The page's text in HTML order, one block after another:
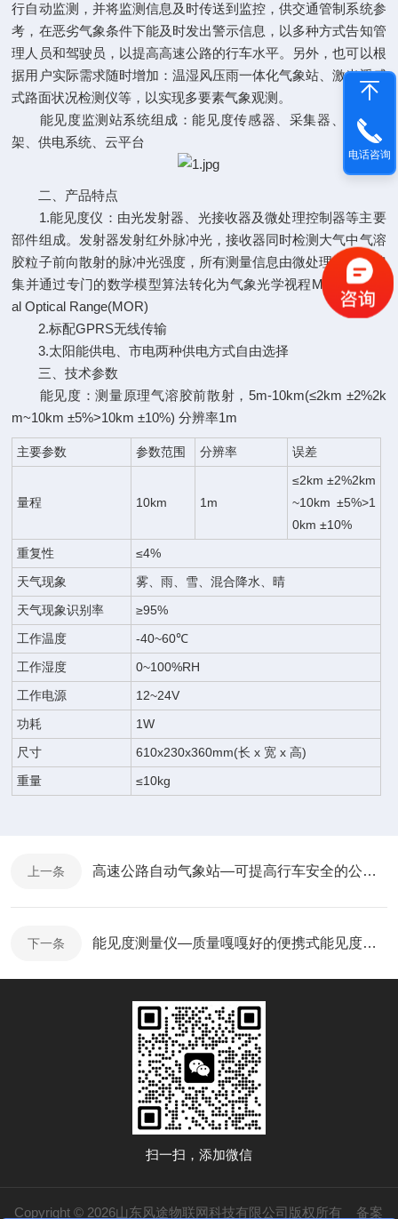
行自动监测，并将监测信息及时传送到监控，供交通管制系统参
考，在恶劣气象条件下能及时发出警示信息，以多种方式告知管
理人员和驾驶员，以提高高速公路的行车水平。另外，也可以根
据用户实际需求随时增加：温湿风压雨一体化气象站、激光遥感
式路面状况检测仪等，以实现多要素气象观测。
能见度监测站系统组成：能见度传感器、采集器、立杆支
架、供电系统、云平台
二、产品特点
1.能见度仪：由光发射器、光接收器及微处理控制器等主要
部件组成。发射器发射红外脉冲光，接收器同时检测大气中气溶
胶粒子前向散射的脉冲光强度，所有测量信息由微处理控制器搜
集并通过专门的数学模型算法转化为气象光学视程Meteorologic
al Optical Range(MOR)
2.标配GPRS无线传输
3.太阳能供电、市电两种供电方式自由选择
三、技术参数
能见度：测量原理气溶胶前散射，5m-10km(≤2km ±2%2k
m~10km ±5%>10km ±10%) 分辨率1m
主要参数 参数范围 分辨率 误差
量程 10km 1m
≤2km ±2%2km
~10km ±5%>1
0km ±10%
重复性
≤4%
天气现象
雾、雨、雪、混合降水、晴
天气现象识别率
≥95%
工作温度
-40~60℃
工作湿度
0~100%RH
工作电源
12~24V
功耗
1W
尺寸
610x230x360mm(长 x 宽 x 高)
重量
≤10kg
上一条 高速公路自动气象站—可提高行车安全的公路气象站@2025全+国+发+货
下一条 能见度测量仪—质量嘎嘎好的便携式能见度检测仪@2025全+境+派+送
扫一扫，添加微信
Copyright © 2026山东风途物联网科技有限公司版权所有 备案
电话咨询